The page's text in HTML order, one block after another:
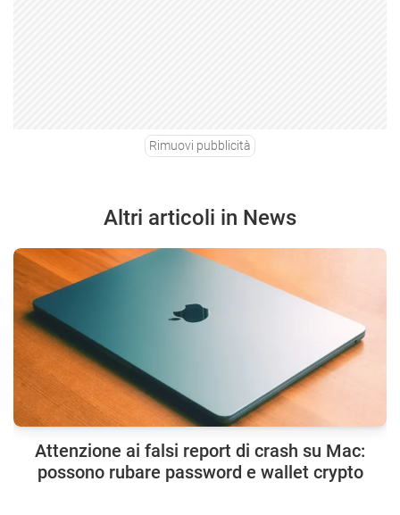
Rimuovi pubblicità
Altri articoli in News
Attenzione ai falsi report di crash su Mac:
possono rubare password e wallet crypto